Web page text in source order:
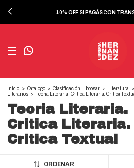
10% OFF SI PAGÁS CON
Inicio > Catalogo > Clasificación Librosar > Literatura >
Literarios > Teoria Literaria. Critica Literaria. Critica
Teoria Literaria.
Critica Literaria.
Critica Textual
ORDENAR